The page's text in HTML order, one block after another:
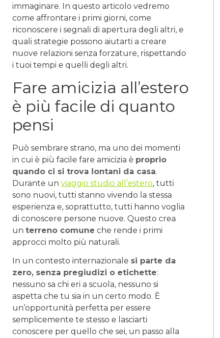
immaginare. In questo articolo vedremo
come affrontare i primi giorni, come
riconoscere i segnali di apertura degli altri, e
quali strategie possono aiutarti a creare
nuove relazioni senza forzature, rispettando
i tuoi tempi e quelli degli altri.
Fare amicizia all’estero
è più facile di quanto
pensi
Può sembrare strano, ma uno dei momenti
in cui è più facile fare amicizia è proprio
quando ci si trova lontani da casa.
Durante un viaggio studio all’estero, tutti
sono nuovi, tutti stanno vivendo la stessa
esperienza e, soprattutto, tutti hanno voglia
di conoscere persone nuove. Questo crea
un terreno comune che rende i primi
approcci molto più naturali.
In un contesto internazionale si parte da
zero, senza pregiudizi o etichette:
nessuno sa chi eri a scuola, nessuno si
aspetta che tu sia in un certo modo. È
un’opportunità perfetta per essere
semplicemente te stesso e lasciarti
conoscere per quello che sei, un passo alla